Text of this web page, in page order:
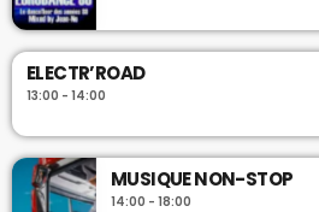
ELECTR’ROAD
13:00 - 14:00
MUSIQUE NON-STOP
14:00 - 18:00